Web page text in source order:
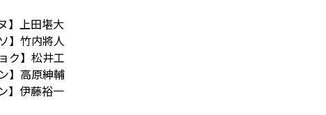
】上田堪大
】竹内將人
ク】松井工
】高原紳輔
】伊藤裕一